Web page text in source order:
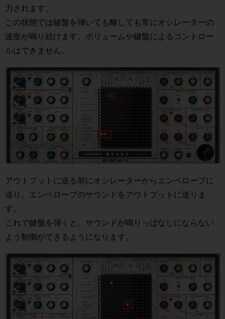
力されます。
この状態では鍵盤を弾いても離しても常にオシレーターの
波形が鳴り続けます。ボリュームや鍵盤によるコントロー
ルはできません。
アウトプットに送る前にオシレーターからエンベロープに
送り、エンベロープのサウンドをアウトプットに送りま
す。
これで鍵盤を弾くと、サウンドが鳴りっぱなしにならない
よう制御ができるようになります。